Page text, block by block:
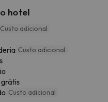
hotel
Custo adicional
Custo adicional
Custo adicional